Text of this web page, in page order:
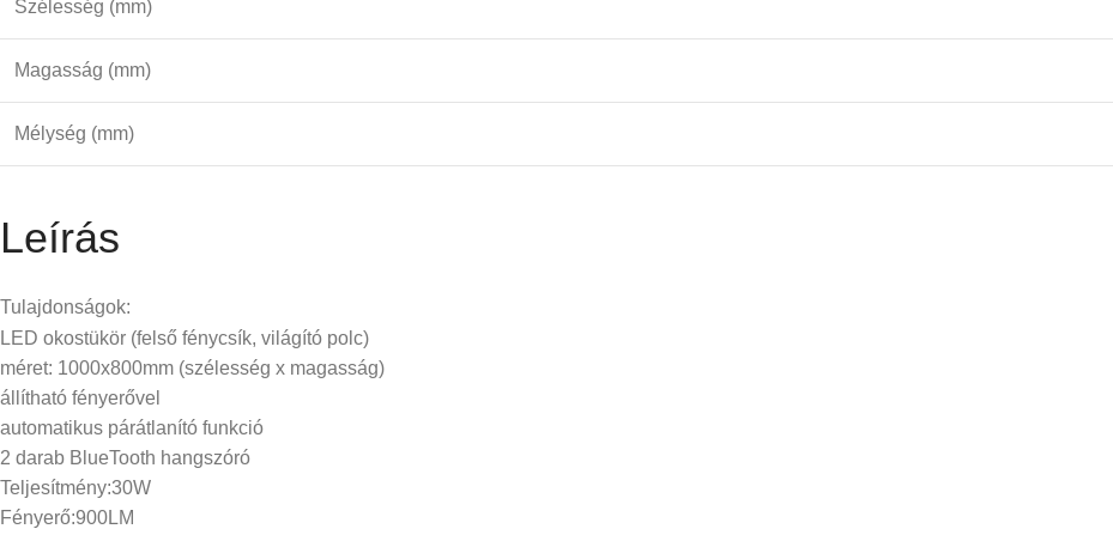
Szélesség (mm)
Magasság (mm)
Mélység (mm)
Leírás
Tulajdonságok:
LED okostükör (felső fénycsík, világító polc)
méret: 1000x800mm (szélesség x magasság)
állítható fényerővel
automatikus párátlanító funkció
2 darab BlueTooth hangszóró
Teljesítmény:30W
Fényerő:900LM